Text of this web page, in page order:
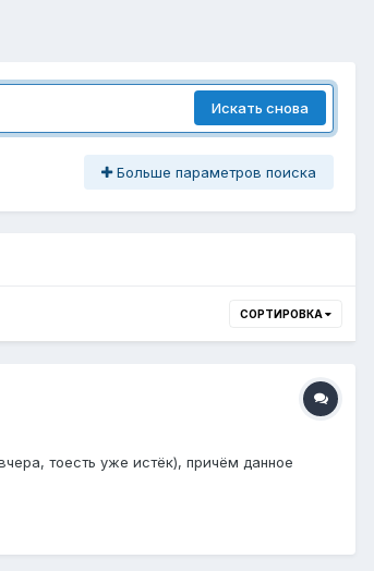
Искать снова
Больше параметров поиска
СОРТИРОВКА
тоесть уже истёк), причём данное